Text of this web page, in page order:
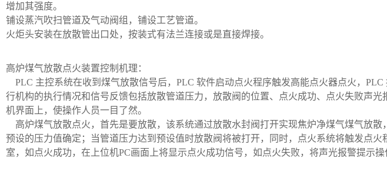
增加其强度。
铺设蒸汽吹扫管道及气动阀组，铺设工艺管道。
火炬头安装在放散管出口处，按装式有法兰连接或是直接焊接。
高炉煤气放散点火装置控制机理：
PLC 主控系统在收到煤气放散信号后，PLC 软件启动点火程序触发高能点火器点火，
行机构的执行情况和信号反馈包括放散管道压力，放散阀的位置、点火成功、点火失败声
机界面上，使操作人员一目了然。
高炉煤气放散点火，首先是要放散，该系统通过放散水封阀打开实现焦炉净煤气煤气放
预设的压力值确定；当管道压力达到预设值时放散阀将被打开，同时，点火系统将触发点
室，如点火成功，在上位机PC画面上将显示点火成功信号，如点火失败，将声光报警提示